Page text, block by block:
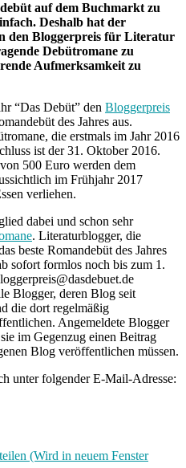
auf dem Buchmarkt zu
Deshalb hat der
den Bloggerpreis für Literatur
Debütromane zu
Aufmerksamkeit zu
“Das Debüt” den Bloggerpreis
des Jahres aus.
die erstmals im Jahr 2016
ist der 31. Oktober 2016.
500 Euro werden dem
im Frühjahr 2017
verliehen.
dabei und schon sehr
. Literaturblogger, die
beste Romandebüt des Jahres
sofort formlos noch bis zum 1.
Blogger, deren Blog seit
die dort regelmäßig
Angemeldete Blogger
im Gegenzug einen Beitrag
Blog veröffentlichen müssen.
unter folgender E-Mail-Adresse:
(Wird in neuem Fenster